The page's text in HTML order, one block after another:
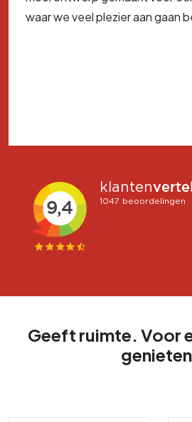
waar we veel plezier aan gaan
Geeft ruimte. Voor